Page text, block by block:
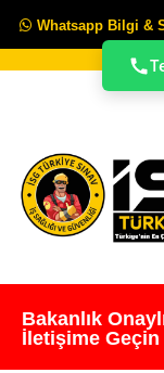
Whatsapp Bilgi &
Bakanlık
İletişime Geçin